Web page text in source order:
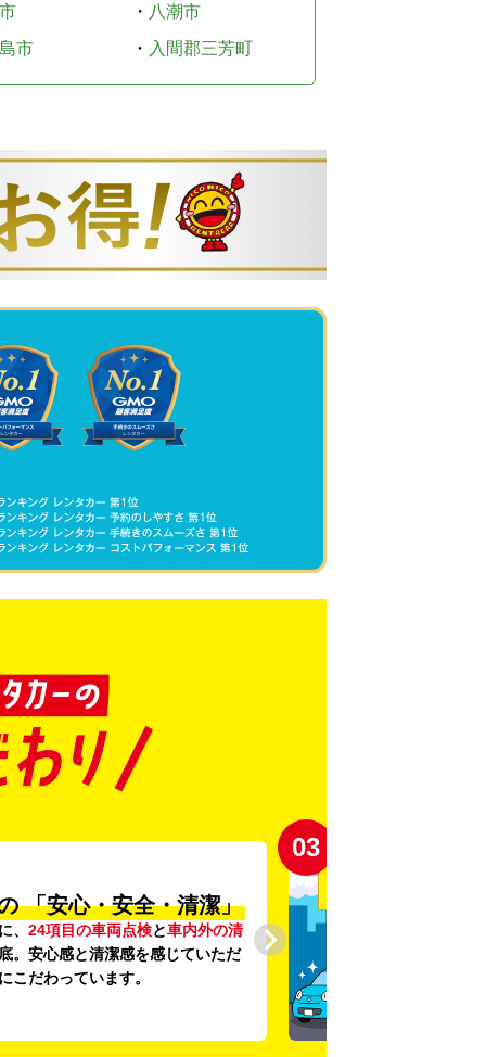
・ 八潮市
市
・ 入間郡三芳町
「安心・安全・清潔」
、 24項目の車両点検と車内外の清
。安心感と清潔感を感じていただ
こだわっています。
03